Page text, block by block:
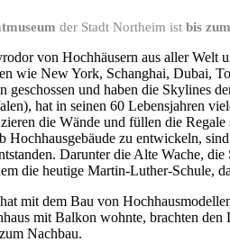
der Stadt Northeim ist bis
von Hochhäusern aus aller Welt
wie New York, Schanghai, Dubai,
und haben die Skylines
hat in seinen 60 Lebensjahren
die Wände und füllen die
zu entwickeln,
Darunter die Alte Wache,
die heutige Martin-Luther-Schule,
mit dem Bau von
mit Balkon wohnte, brachten
Nachbau.